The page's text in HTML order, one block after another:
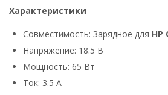
Характеристики
Совместимость: Зарядное для HP
Напряжение: 18.5 В
Мощность: 65 Вт
Ток: 3.5 А